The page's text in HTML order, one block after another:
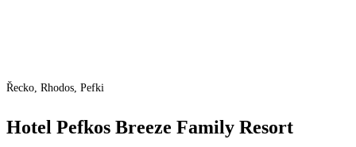
Řecko, Rhodos, Pefki
Hotel Pefkos Breeze Family Resort